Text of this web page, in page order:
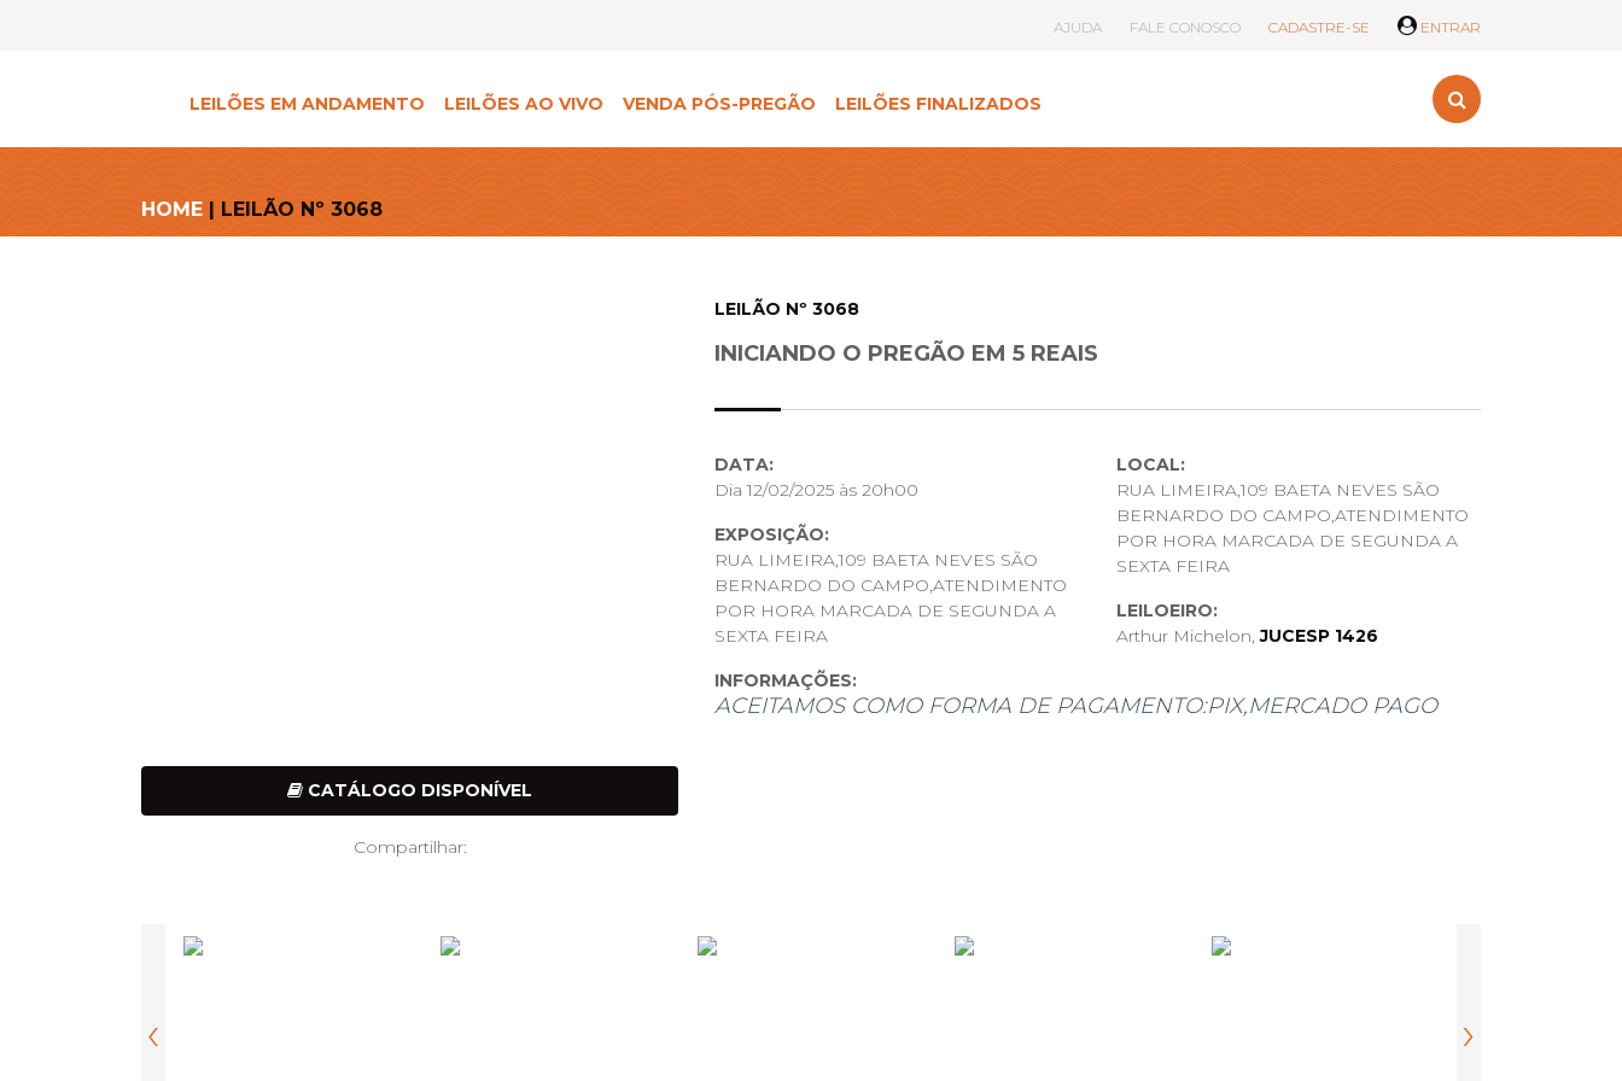
AJUDA FALE CONOSCO CADASTRE-SE ENTRAR
LEILÕES EM ANDAMENTO LEILÕES AO VIVO VENDA PÓS-PREGÃO LEILÕES FINALIZADOS
HOME | LEILÃO Nº 3068
CATÁLOGO DISPONÍVEL
Compartilhar:
LEILÃO Nº 3068
INICIANDO O PREGÃO EM 5 REAIS
DATA:
Dia 12/02/2025 às 20h00
EXPOSIÇÃO:
RUA LIMEIRA,109 BAETA NEVES SÃO
BERNARDO DO CAMPO,ATENDIMENTO
POR HORA MARCADA DE SEGUNDA A
SEXTA FEIRA
LOCAL:
RUA LIMEIRA,109 BAETA NEVES SÃO
BERNARDO DO CAMPO,ATENDIMENTO
POR HORA MARCADA DE SEGUNDA A
SEXTA FEIRA
LEILOEIRO:
Arthur Michelon,JUCESP 1426
INFORMAÇÕES:
ACEITAMOS COMO FORMA DE PAGAMENTO:PIX,MERCADO PAGO
FOTOS OU VÍDEOS, DESDE DE JÁ AGRADECEMOS A
devem ser retirados em até 5 dias úteis sob pena de, após este prazo, multa diária de
‹ ›